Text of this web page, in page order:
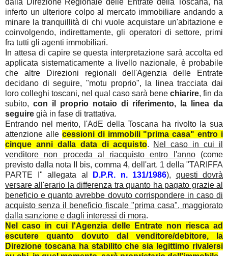
dalla Direzione Regionale delle Entrate della Toscana, ha
inferto un ulteriore colpo al mercato immobiliare andando a
minare la tranquillità di chi vuole acquistare un'abitazione e
coinvolgendo, indirettamente, gli operatori di settore, primi
fra tutti gli agenti immobiliari.
In attesa di capire se questa interpretazione sarà accolta ed
applicata sistematicamente a livello nazionale, è probabile
che altre Direzioni regionali dell'Agenzia delle Entrate
decidano di seguire, "motu proprio", la linea tracciata dai
loro colleghi toscani, nel qual caso sarà bene chiarire, fin da
subito, con il proprio notaio di riferimento, la linea da
seguire già in fase di trattativa.
Entrando nel merito, l'AdE della Toscana ha rivolto la sua
attenzione alle cessioni di immobili "prima casa" entro i
cinque anni dalla data di acquisto. Nel caso in cui il
venditore non proceda al riacquisto entro l'anno(come
previsto dalla nota II bis, comma 4, dell'art. 1 della "TARIFFA
PARTE I" allegata al
D.P.R. n. 131/1986), questi dovrà
versare all'erario la differenza tra quanto ha pagato grazie al
beneficio e quanto avrebbe dovuto corrispondere in caso di
acquisto senza il beneficio fiscale "prima casa", maggiorato
dalla sanzione e dagli interessi di mora.
Nel caso in cui l'Agenzia delle Entrate non riesca ad
escutere quanto dovuto dal venditore/debitore, la
Direzione toscana ha stabilito che sia legittimo rivalersi